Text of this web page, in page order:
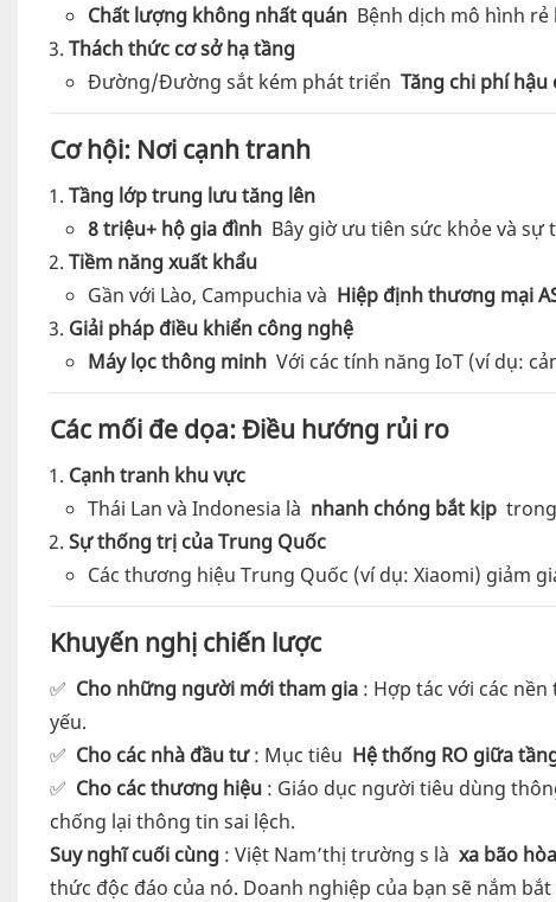
Chất lượng không nhất quán Bệnh dịch mô hình
Thách thức cơ sở hạ tầng
Đường/Đường sắt kém phát triển Tăng chi phí hậu
Cơ hội: Nơi cạnh tranh
Tầng lớp trung lưu tăng lên
8 triệu+ hộ gia đình Bây giờ ưu tiên sức khỏe và sự
Tiềm năng xuất khẩu
Gần với Lào, Campuchia và Hiệp định thương mại
Giải pháp điều khiển công nghệ
Máy lọc thông minh Với các tính năng IoT (ví dụ:
Các mối đe dọa: Điều hướng rủi ro
Cạnh tranh khu vực
Thái Lan và Indonesia là nhanh chóng bắt kịp
Sự thống trị của Trung Quốc
Các thương hiệu Trung Quốc (ví dụ: Xiaomi) giảm
Khuyến nghị chiến lược
✅ Cho những người mới tham gia : Hợp tác với các
yếu.
✅ Cho các nhà đầu tư: Mục tiêu Hệ thống RO giữa
✅ Cho các thương hiệu : Giáo dục người tiêu dùng
chống lại thông tin sai lệch.
Suy nghĩ cuối cùng : Việt Nam’thị trường s là xa bão hòa
thức độc đáo của nó. Doanh nghiệp của bạn sẽ nắm bắt